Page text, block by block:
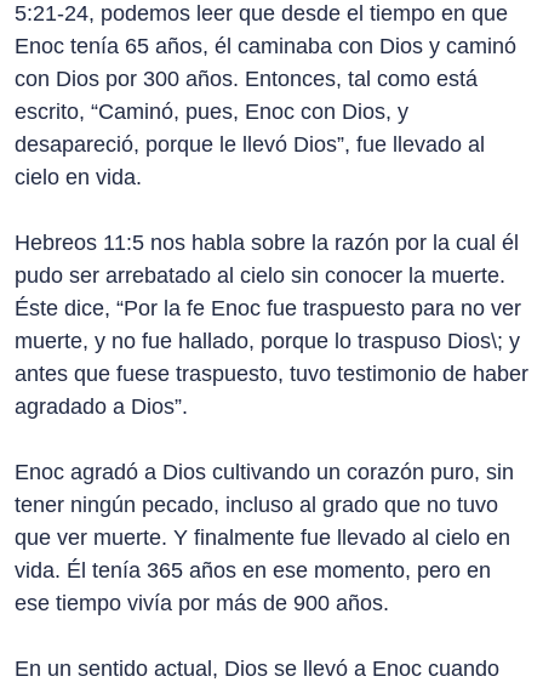
5:21-24, podemos leer que desde el tiempo en que
Enoc tenía 65 años, él caminaba con Dios y caminó
con Dios por 300 años. Entonces, tal como está
escrito, “Caminó, pues, Enoc con Dios, y
desapareció, porque le llevó Dios”, fue llevado al
cielo en vida.
Hebreos 11:5 nos habla sobre la razón por la cual él
pudo ser arrebatado al cielo sin conocer la muerte.
Éste dice, “Por la fe Enoc fue traspuesto para no ver
muerte, y no fue hallado, porque lo traspuso Dios\; y
antes que fuese traspuesto, tuvo testimonio de haber
agradado a Dios”.
Enoc agradó a Dios cultivando un corazón puro, sin
tener ningún pecado, incluso al grado que no tuvo
que ver muerte. Y finalmente fue llevado al cielo en
vida. Él tenía 365 años en ese momento, pero en
ese tiempo vivía por más de 900 años.
En un sentido actual, Dios se llevó a Enoc cuando